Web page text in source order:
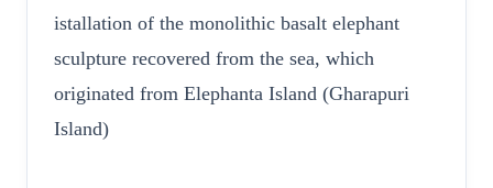
istallation of the monolithic basalt elephant
sculpture recovered from the sea, which
originated from Elephanta Island (Gharapuri
Island)